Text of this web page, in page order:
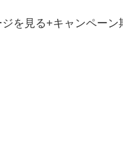
を見る+キャンペーン